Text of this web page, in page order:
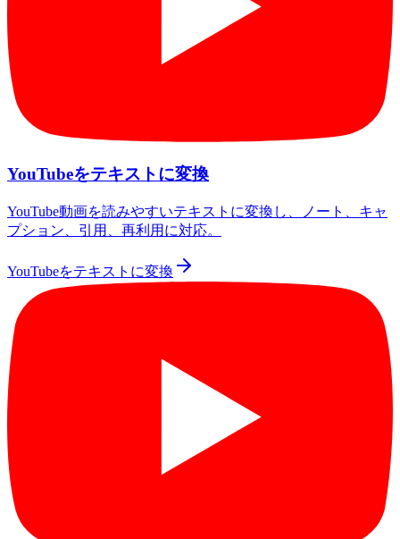
YouTubeをテキストに変換
YouTube動画を読みやすいテキストに変換し、ノート、キャ
プション、引用、再利用に対応。
YouTubeをテキストに変換